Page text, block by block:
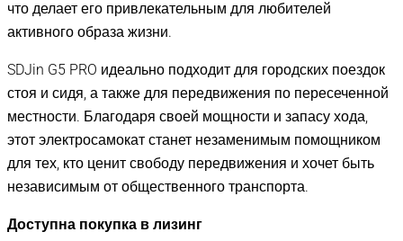
что делает его привлекательным для любителей
активного образа жизни.
SDJin G5 PRO идеально подходит для городских поездок
стоя и сидя, а также для передвижения по пересеченной
местности. Благодаря своей мощности и запасу хода,
этот электросамокат станет незаменимым помощником
для тех, кто ценит свободу передвижения и хочет быть
независимым от общественного транспорта.
Доступна покупка в лизинг